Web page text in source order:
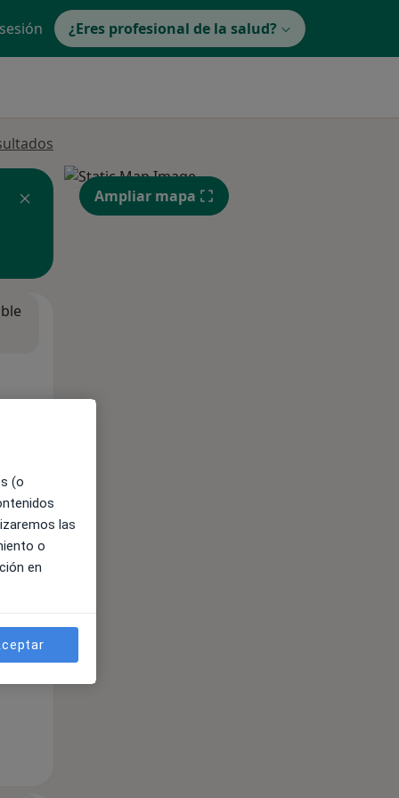
¿Eres profesional de la salud?
Ampliar mapa
(o
las
o
en